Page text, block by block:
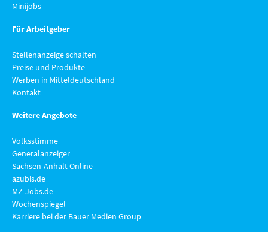
Minijobs
Für Arbeitgeber
Stellenanzeige schalten
Preise und Produkte
Werben in Mitteldeutschland
Kontakt
Weitere Angebote
Volksstimme
Generalanzeiger
Sachsen-Anhalt Online
azubis.de
MZ-Jobs.de
Wochenspiegel
Karriere bei der Bauer Medien Group